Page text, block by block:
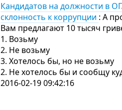
Кандидатов на должности в
склонность к коррупции : А
Вам предлагают 10 тысяч
1. Возьму
2. Не возьму
3. Хотелось бы, но не возьму
2. Не хотелось бы и сообщу
2016-02-19 09:42:16